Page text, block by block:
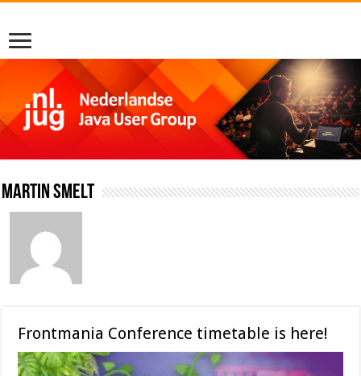
Martin Smelt
Frontmania Conference timetable is here!